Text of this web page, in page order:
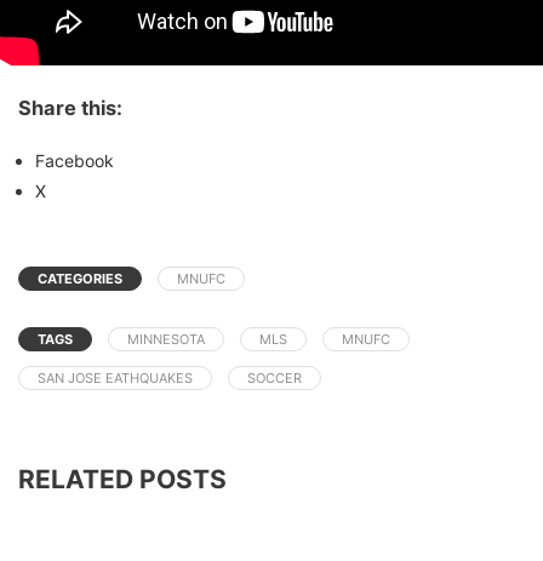
Share this:
Facebook
X
CATEGORIES MNUFC
TAGS MINNESOTA MLS MNUFC
SAN JOSE EATHQUAKES SOCCER
RELATED POSTS